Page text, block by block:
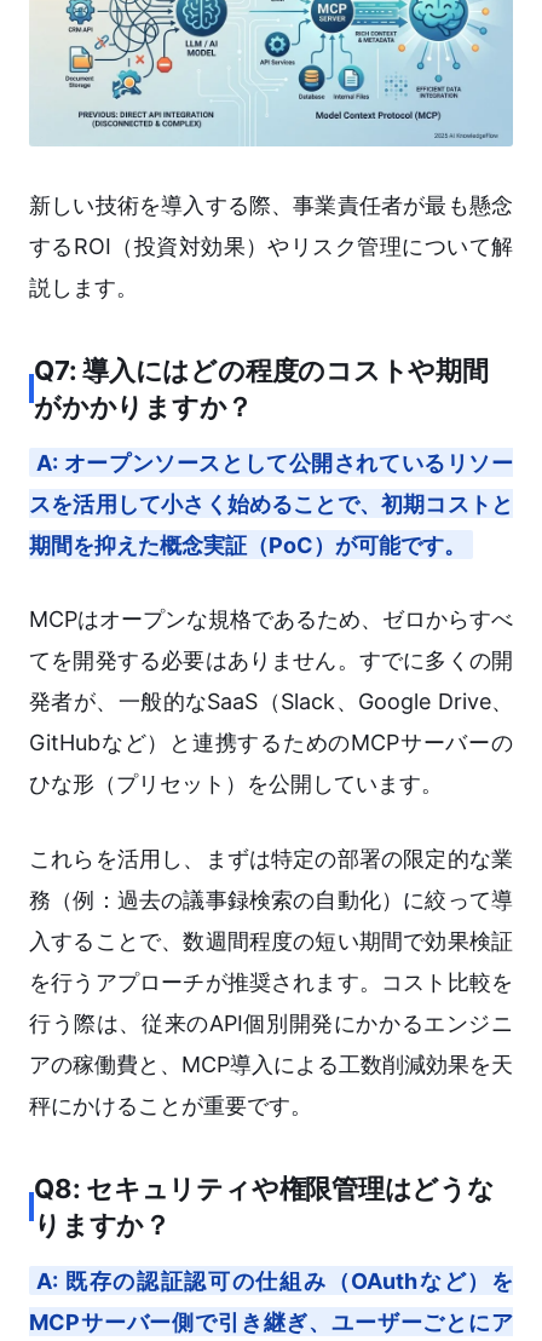
新しい技術を導入する際、事業責任者が最も懸念
するROI（投資対効果）やリスク管理について解
説します。
Q7: 導入にはどの程度のコストや期間
がかかりますか？
A: オープンソースとして公開されているリソー
スを活用して小さく始めることで、初期コストと
期間を抑えた概念実証（PoC）が可能です。
MCPはオープンな規格であるため、ゼロからすべ
てを開発する必要はありません。すでに多くの開
発者が、一般的なSaaS（Slack、Google Drive、
GitHubなど）と連携するためのMCPサーバーの
ひな形（プリセット）を公開しています。
これらを活用し、まずは特定の部署の限定的な業
務（例：過去の議事録検索の自動化）に絞って導
入することで、数週間程度の短い期間で効果検証
を行うアプローチが推奨されます。コスト比較を
行う際は、従来のAPI個別開発にかかるエンジニ
アの稼働費と、MCP導入による工数削減効果を天
秤にかけることが重要です。
Q8: セキュリティや権限管理はどうな
りますか？
A: 既存の認証認可の仕組み（OAuthなど）を
MCPサーバー側で引き継ぎ、ユーザーごとにア